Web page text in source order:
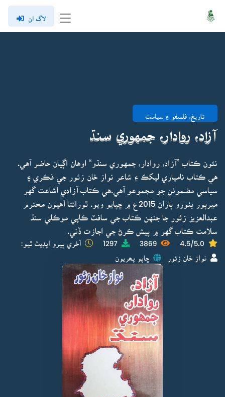
لاگ ان
تاريخ، فلسفو ۽ سياست
آزاد، روادار، جمهوري سنڌ
نئون ڪتاب ”آزاد، روادار، جمهوري سنڌو“ اوهان اڳيان حاضر آهي.
هي ڪتاب نامياري ليکڪ ۽ شاعر نواز خان زئور جي فڪري ۽
سياسي مضمونن جو مجموعو آهي.هي ڪتاب آزادي اشاعت گهر
ميرپور بٺورو پاران 2015ع ۾ ڇپايو ويو. ٿورائتا آهيون محترم
عبدالعزيز زئور جا جنهن ڪتاب جي سافٽ ڪاپي موڪلي سنڌ
سلامت ڪتاب گهر ۾ پيش ڪرڻ جي اجازت ڏني.
4.5/5.0
3869
1297 آخري ڀيرو اپڊيٽ ٿيو:
نواز خان زئور ڇاپو پھريون